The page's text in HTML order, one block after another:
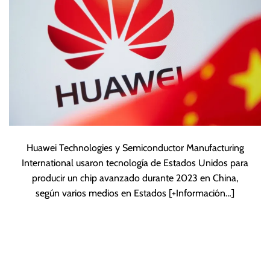
Huawei Technologies y Semiconductor Manufacturing
International usaron tecnología de Estados Unidos para
producir un chip avanzado durante 2023 en China,
según varios medios en Estados [+Información…]